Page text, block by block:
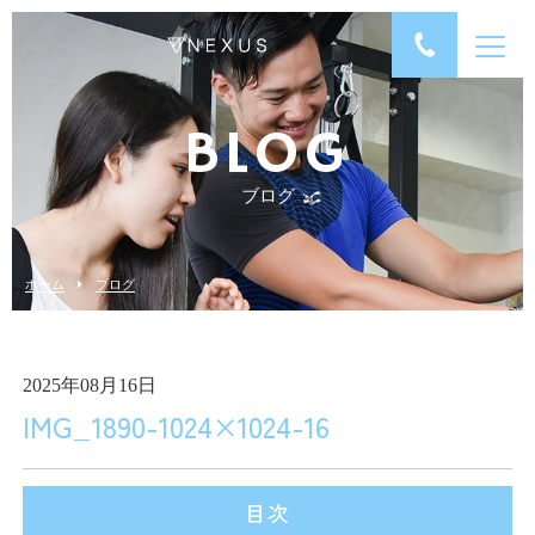
BLOG
ブログ
ホーム ブログ
2025年08月16日
IMG_1890-1024×1024-16
目次